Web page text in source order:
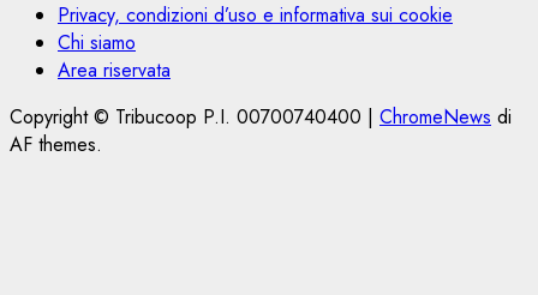
Privacy, condizioni d’uso e informativa sui cookie
Chi siamo
Area riservata
Copyright © Tribucoop P.I. 00700740400 | ChromeNews di
AF themes.